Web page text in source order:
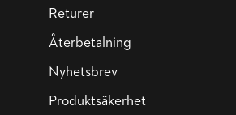
Returer
Återbetalning
Nyhetsbrev
Produktsäkerhet